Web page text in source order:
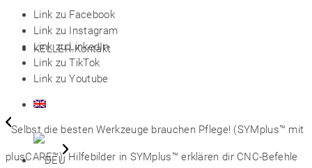
KELLER.Kontakt
Link zu Facebook
Link zu Instagram
Link zu LinkedIn
Link zu TikTok
Link zu Youtube
Selbst die besten Werkzeuge brauchen Pflege! (SYMplus™ mit
plusCARE™) Hilfebilder in SYMplus™ erklären dir CNC-Befehle